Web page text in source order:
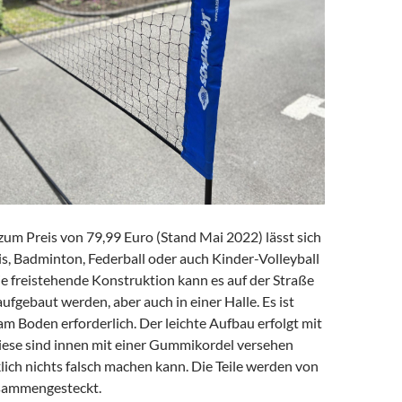
Preis von 79,99 Euro (Stand Mai 2022) lässt sich
Badminton, Federball oder auch Kinder-Volleyball
freistehende Konstruktion kann es auf der Straße
werden, aber auch in einer Halle. Es ist
Boden erforderlich. Der leichte Aufbau erfolgt mit
sind innen mit einer Gummikordel versehen
nichts falsch machen kann. Die Teile werden von